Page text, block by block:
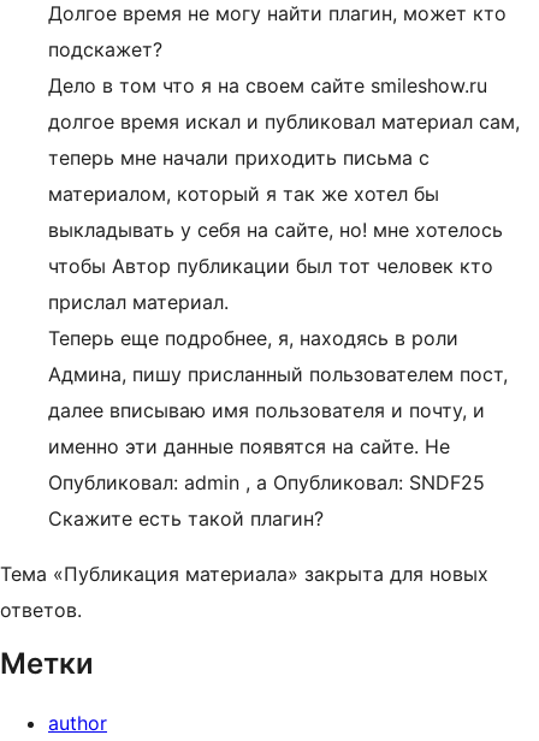
Долгое время не могу найти плагин, может кто
подскажет?
Дело в том что я на своем сайте smileshow.ru
долгое время искал и публиковал материал сам,
теперь мне начали приходить письма с
материалом, который я так же хотел бы
выкладывать у себя на сайте, но! мне хотелось
чтобы Автор публикации был тот человек кто
прислал материал.
Теперь еще подробнее, я, находясь в роли
Админа, пишу присланный пользователем пост,
далее вписываю имя пользователя и почту, и
именно эти данные появятся на сайте. Не
Опубликовал: admin , а Опубликовал: SNDF25
Скажите есть такой плагин?
Тема «Публикация материала» закрыта для новых
ответов.
Метки
author